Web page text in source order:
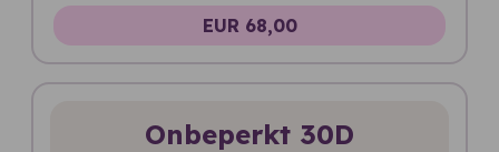
EUR 68,00
Onbeperkt 30D